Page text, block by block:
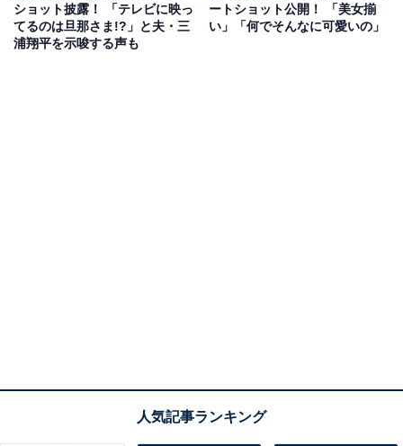
ショット披露！ 「テレビに映っ
てるのは旦那さま!?」と夫・三
浦翔平を示唆する声も
ートショット公開！ 「美女揃
い」「何でそんなに可愛いの」